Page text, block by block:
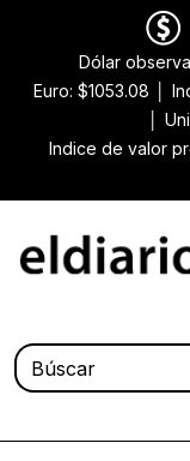
Dólar
Euro: $1053.08
Indice de valor